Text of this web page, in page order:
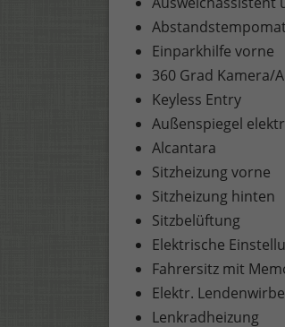
Einparkhilfe vorne
360 Grad Kamera/
Keyless Entry
Außenspiegel
Alcantara
Sitzheizung vorne
Sitzheizung hinten
Sitzbelüftung
Elektrische
Fahrersitz mit
Elektr.
Lenkradheizung